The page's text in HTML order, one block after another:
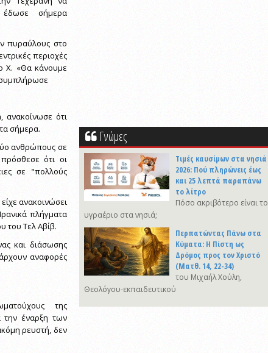
σήμερα
πυραύλους στο
περιοχές
X. «Θα κάνουμε
ανακοίνωσε ότι
σήμερα.
ανθρώπους σε
ότι οι
σε "πολλούς
ανακοινώσει
πλήγματα
του Τελ Αβίβ.
και διάσωσης
αναφορές
της
την έναρξη των
ρευστή, δεν
Γνώμες
Τιμές καυσίμων στα νησιά
2026: Πού πληρώνεις έως
και 25 λεπτά παραπάνω
το λίτρο
Πόσο ακριβότερο είναι το
υγραέριο στα νησιά;
Περπατώντας Πάνω στα
Κύματα: Η Πίστη ως
Δρόμος προς τον Χριστό
(Ματθ. 14, 22-34)
του Μιχαήλ Χούλη,
Θεολόγου-εκπαιδευτικού